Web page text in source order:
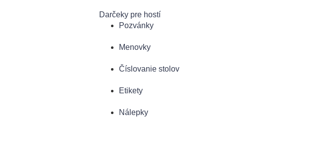
Darčeky pre hostí
Pozvánky
Menovky
Číslovanie stolov
Etikety
Nálepky